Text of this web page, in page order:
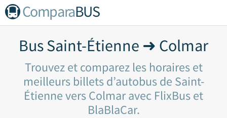
ComparaBUS
Bus Saint-Étienne ➜ Colmar
Trouvez et comparez les horaires et
meilleurs billets d’autobus de Saint-
Étienne vers Colmar avec FlixBus et
BlaBlaCar.